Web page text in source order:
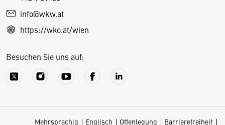
info@wkw.at
https://wko.at/wien
Besuchen Sie uns auf:
Mehrsprachig Englisch Offenlegung Barrierefreiheit
e
s
S
e